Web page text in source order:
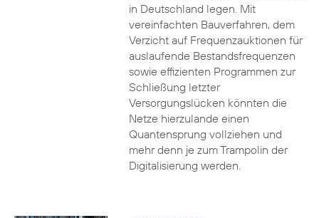
in Deutschland legen. Mit
vereinfachten Bauverfahren, dem
Verzicht auf Frequenzauktionen für
auslaufende Bestandsfrequenzen
sowie effizienten Programmen zur
Schließung letzter
Versorgungslücken könnten die
Netze hierzulande einen
Quantensprung vollziehen und
mehr denn je zum Trampolin der
Digitalisierung werden.